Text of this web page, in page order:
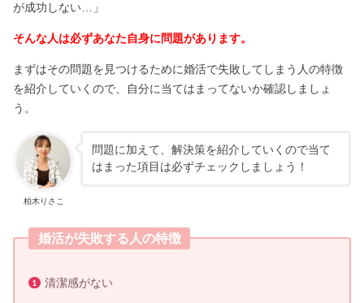
が成功しない…」
そんな人は必ずあなた自身に問題があります。
まずはその問題を見つけるために婚活で失敗してしまう人の特徴
を紹介していくので、自分に当てはまってないか確認しましょ
う。
柏木りさこ
問題に加えて、解決策を紹介していくので当て
はまった項目は必ずチェックしましょう！
婚活が失敗する人の特徴
清潔感がない